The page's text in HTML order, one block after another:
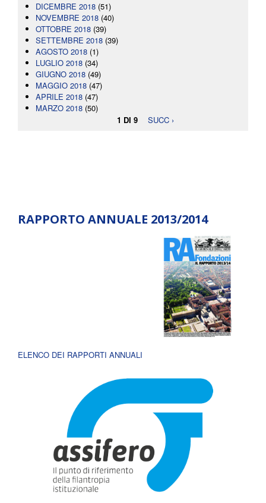
DICEMBRE 2018 (51)
NOVEMBRE 2018 (40)
OTTOBRE 2018 (39)
SETTEMBRE 2018 (39)
AGOSTO 2018 (1)
LUGLIO 2018 (34)
GIUGNO 2018 (49)
MAGGIO 2018 (47)
APRILE 2018 (47)
MARZO 2018 (50)
1 DI 9
SUCC ›
RAPPORTO ANNUALE 2013/2014
ELENCO DEI RAPPORTI ANNUALI